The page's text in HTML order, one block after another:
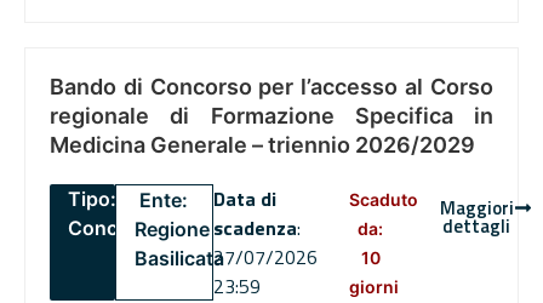
Bando di Concorso per l’accesso al Corso
regionale di Formazione Specifica in
Medicina Generale – triennio 2026/2029
Tipo:
Concorsi
Ente:
Regione
Basilicata
Data di
scadenza:
27/07/2026
23:59
Scaduto
da:
10
giorni
Maggiori
dettagli